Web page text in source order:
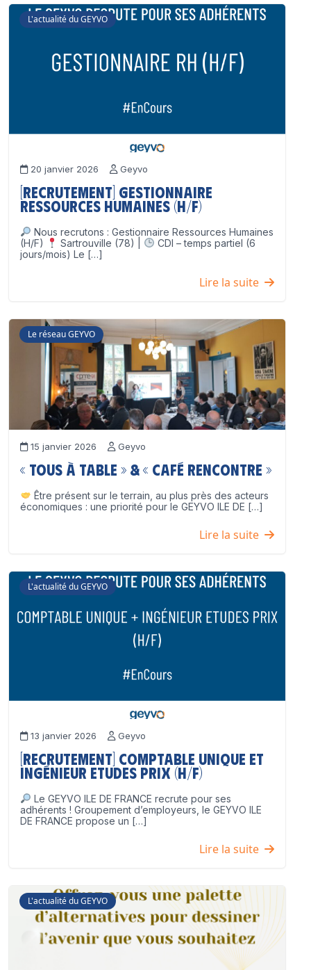
L'actualité du GEYVO
20 janvier 2026 Geyvo
[Recrutement] Gestionnaire
Ressources Humaines (H/F)
Nous recrutons : Gestionnaire Ressources Humaines
(H/F)
Sartrouville (78) |
CDI – temps partiel (6
jours/mois) Le […]
Lire la suite
Le réseau GEYVO
15 janvier 2026 Geyvo
« Tous à table » & « Café Rencontre »
Être présent sur le terrain, au plus près des acteurs
économiques : une priorité pour le GEYVO ILE DE […]
Lire la suite
L'actualité du GEYVO
13 janvier 2026 Geyvo
[Recrutement] Comptable unique et
Ingénieur Etudes Prix (H/F)
Le GEYVO ILE DE FRANCE recrute pour ses
adhérents ! Groupement d’employeurs, le GEYVO ILE
DE FRANCE propose un […]
Lire la suite
L'actualité du GEYVO